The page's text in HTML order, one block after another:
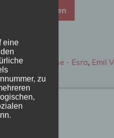
Weiterlesen
,E - Wurf Eloise - Esra, Emil
eine
zu